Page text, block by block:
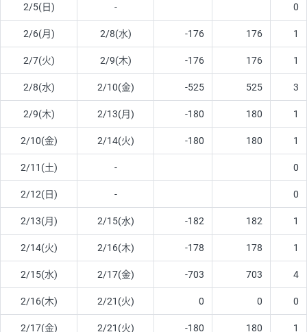
2/5(日) - 0
2/6(月) 2/8(水) -176 176 1
2/7(火) 2/9(木) -176 176 1
2/8(水) 2/10(金) -525 525 3
2/9(木) 2/13(月) -180 180 1
2/10(金) 2/14(火) -180 180 1
2/11(土) - 0
2/12(日) - 0
2/13(月) 2/15(水) -182 182 1
2/14(火) 2/16(木) -178 178 1
2/15(水) 2/17(金) -703 703 4
2/16(木) 2/21(火) 0 0 0
2/17(金) 2/21(火) -180 180 1